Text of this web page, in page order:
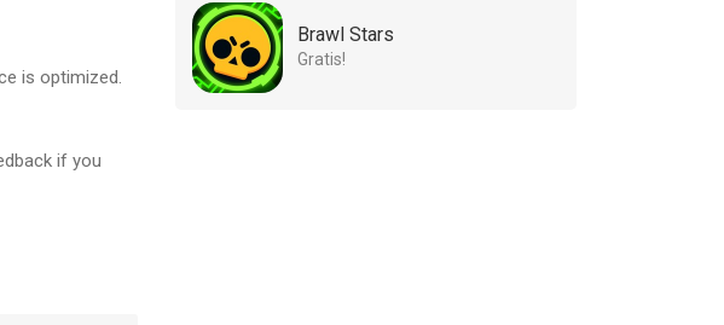
11.0 of hoger,
is optimized.
if you
Brawl Stars
Gratis!